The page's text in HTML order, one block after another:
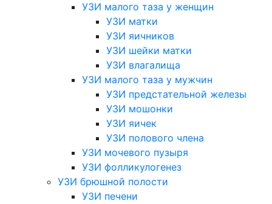
УЗИ малого таза у женщин
УЗИ матки
УЗИ яичников
УЗИ шейки матки
УЗИ влагалища
УЗИ малого таза у мужчин
УЗИ предстательной железы
УЗИ мошонки
УЗИ яичек
УЗИ полового члена
УЗИ мочевого пузыря
УЗИ фолликулогенез
УЗИ брюшной полости
УЗИ печени